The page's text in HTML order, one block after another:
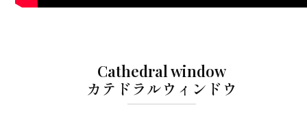
Cathedral window
カテドラルウィンドウ